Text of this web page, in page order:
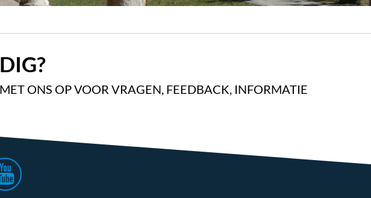
ONS OP VOOR VRAGEN, FEEDBACK, INFORMATIE